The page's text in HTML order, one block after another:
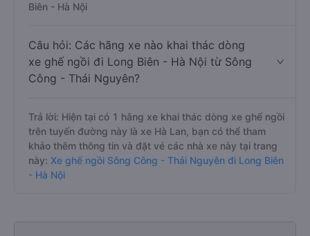
Biên - Hà Nội
Câu hỏi: Các hãng xe nào khai thác dòng
xe ghế ngồi đi Long Biên - Hà Nội từ Sông
Công - Thái Nguyên?
Trả lời: Hiện tại có 1 hãng xe khai thác dòng xe ghế ngồi
trên tuyến đường này là xe Hà Lan, bạn có thể tham
khảo thêm thông tin và đặt vé các nhà xe này tại trang
này: Xe ghế ngồi Sông Công - Thái Nguyên đi Long Biên
- Hà Nội